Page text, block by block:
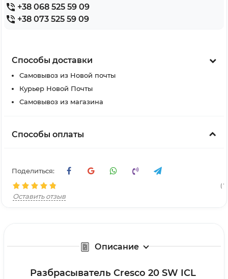
+38 068 525 59 09
+38 073 525 59 09
Способы доставки
Самовывоз из Новой почты
Курьер Новой Почты
Самовывоз из магазина
Способы оплаты
Поделиться:
( 7
Оставить отзыв
Описание
Разбрасыватель Cresco 20 SW ICL